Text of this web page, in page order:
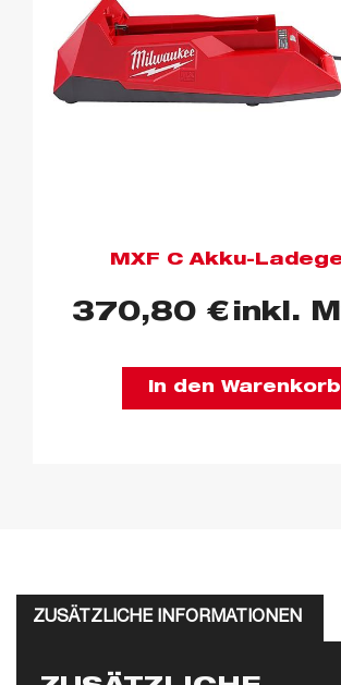
MXF C Akku-
370,80 € inkl.
In den Warenkorb
ZUSÄTZLICHE INFORMATIONEN